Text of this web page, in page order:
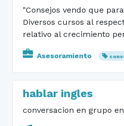
"Consejos vendo que
Diversos cursos al
relativo al crecimiento
Asesoramiento
hablar ingles
conversacion en grupo